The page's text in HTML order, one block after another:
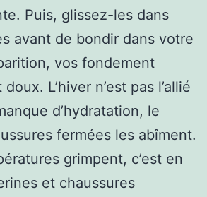
Puis, glissez-les dans
avant de bondir dans votre
vos fondement
L’hiver n’est pas l’allié
d’hydratation, le
fermées les abîment.
grimpent, c’est en
et chaussures